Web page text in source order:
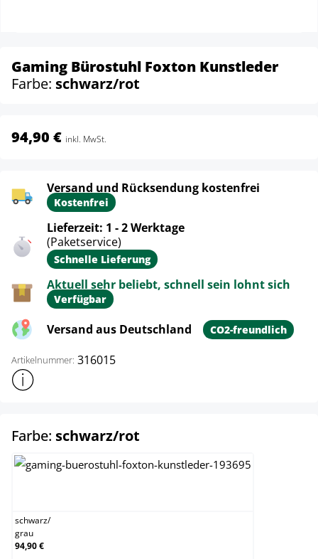
Gaming Bürostuhl Foxton Kunstleder
Farbe: schwarz/rot
94,90 € inkl. MwSt.
Versand und Rücksendung kostenfrei
Kostenfrei
Lieferzeit: 1 - 2 Werktage
(Paketservice)
Schnelle Lieferung
Aktuell sehr beliebt, schnell sein lohnt sich
Verfügbar
Versand aus Deutschland CO2-freundlich
Artikelnummer: 316015
Weitere Produktinformationen anzeigen
Farbe: schwarz/rot
schwarz/
grau
94,90 €